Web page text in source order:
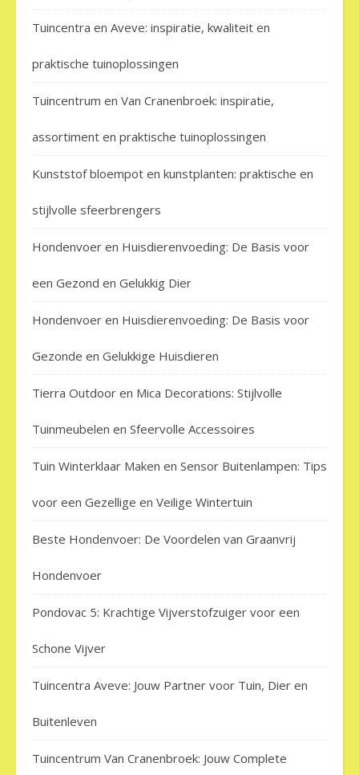
Tuincentra en Aveve: inspiratie, kwaliteit en
praktische tuinoplossingen
Tuincentrum en Van Cranenbroek: inspiratie,
assortiment en praktische tuinoplossingen
Kunststof bloempot en kunstplanten: praktische en
stijlvolle sfeerbrengers
Hondenvoer en Huisdierenvoeding: De Basis voor
een Gezond en Gelukkig Dier
Hondenvoer en Huisdierenvoeding: De Basis voor
Gezonde en Gelukkige Huisdieren
Tierra Outdoor en Mica Decorations: Stijlvolle
Tuinmeubelen en Sfeervolle Accessoires
Tuin Winterklaar Maken en Sensor Buitenlampen: Tips
voor een Gezellige en Veilige Wintertuin
Beste Hondenvoer: De Voordelen van Graanvrij
Hondenvoer
Pondovac 5: Krachtige Vijverstofzuiger voor een
Schone Vijver
Tuincentra Aveve: Jouw Partner voor Tuin, Dier en
Buitenleven
Tuincentrum Van Cranenbroek: Jouw Complete